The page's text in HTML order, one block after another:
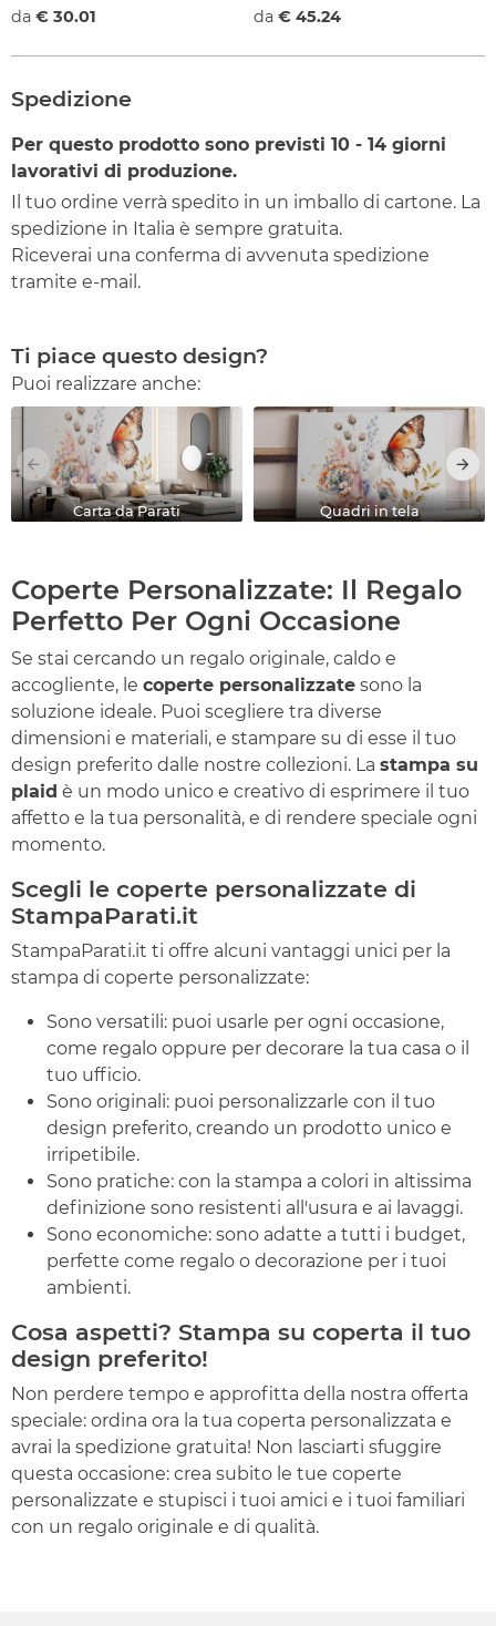
da € 30.01 da € 45.24
Spedizione
Per questo prodotto sono previsti 10 - 14 giorni
lavorativi di produzione.
Il tuo ordine verrà spedito in un imballo di cartone. La
spedizione in Italia è sempre gratuita.
Riceverai una conferma di avvenuta spedizione
tramite e-mail.
Ti piace questo design?
Puoi realizzare anche:
Carta da Parati Quadri in tela
Coperte Personalizzate: Il Regalo
Perfetto Per Ogni Occasione
Se stai cercando un regalo originale, caldo e
accogliente, le coperte personalizzate sono la
soluzione ideale. Puoi scegliere tra diverse
dimensioni e materiali, e stampare su di esse il tuo
design preferito dalle nostre collezioni. La stampa su
plaid è un modo unico e creativo di esprimere il tuo
affetto e la tua personalità, e di rendere speciale ogni
momento.
Scegli le coperte personalizzate di
StampaParati.it
StampaParati.it ti offre alcuni vantaggi unici per la
stampa di coperte personalizzate:
Sono versatili: puoi usarle per ogni occasione,
come regalo oppure per decorare la tua casa o il
tuo ufficio.
Sono originali: puoi personalizzarle con il tuo
design preferito, creando un prodotto unico e
irripetibile.
Sono pratiche: con la stampa a colori in altissima
definizione sono resistenti all'usura e ai lavaggi.
Sono economiche: sono adatte a tutti i budget,
perfette come regalo o decorazione per i tuoi
ambienti.
Cosa aspetti? Stampa su coperta il tuo
design preferito!
Non perdere tempo e approfitta della nostra offerta
speciale: ordina ora la tua coperta personalizzata e
avrai la spedizione gratuita! Non lasciarti sfuggire
questa occasione: crea subito le tue coperte
personalizzate e stupisci i tuoi amici e i tuoi familiari
con un regalo originale e di qualità.